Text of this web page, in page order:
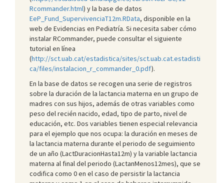
Rcommander.html) y la base de datos
EeP_Fund_SupervivenciaT12m.RData, disponible en la
web de Evidencias en Pediatría. Si necesita saber cómo
instalar RCommander, puede consultar el siguiente
tutorial en línea
(http://sct.uab.cat/estadistica/sites/sct.uab.cat.estadisti
ca/files/instalacion_r_commander_0.pdf).
En la base de datos se recogen una serie de registros
sobre la duración de la lactancia materna en un grupo de
madres con sus hijos, además de otras variables como
peso del recién nacido, edad, tipo de parto, nivel de
educación, etc. Dos variables tienen especial relevancia
para el ejemplo que nos ocupa: la duración en meses de
la lactancia materna durante el periodo de seguimiento
de un año (LactDuracionHasta12m) y la variable lactancia
materna al final del periodo (LactanMenos12mes), que se
codifica como 0 en el caso de persistir la lactancia